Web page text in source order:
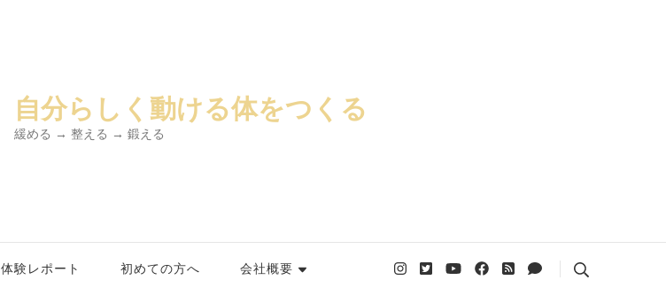
自分らしく動ける体をつくる
緩める → 整える → 鍛える
体験レポート 初めての方へ 会社概要